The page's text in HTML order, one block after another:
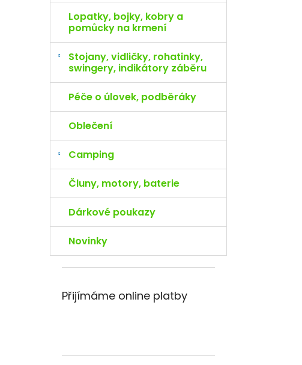
Lopatky, bojky, kobry a
pomůcky na krmení
Stojany, vidličky, rohatinky,
swingery, indikátory záběru
Péče o úlovek, podběráky
Oblečení
Camping
Čluny, motory, baterie
Dárkové poukazy
Novinky
Přijímáme online platby